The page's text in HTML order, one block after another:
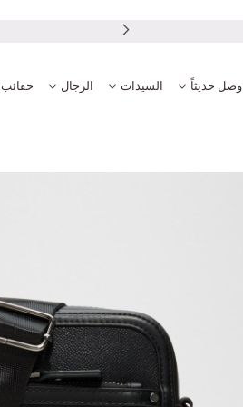
وصل حديثاً السيدات الرجال حقائب